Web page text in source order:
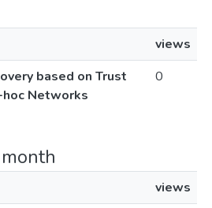
views
based on Trust
Networks
0
views